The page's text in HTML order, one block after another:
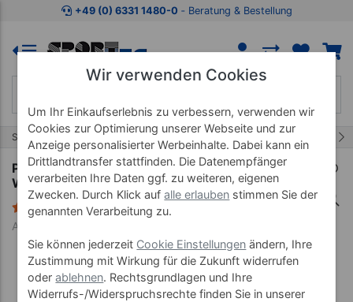
Zum Kaufbereich springen Zur Produktbeschreibung
+49 (0) 6331 1480-0 ‐ Beratung & Bestellung
Start Pulsuhren & Zubehör Pulsuhr-Zubehör
POLAR Ersatzgurt Soft Strap für POLAR
WearLink Sender, Gr. XS-S
1 Bewertung
Art-Nr. 28365
Wir verwenden Cookies
Um Ihr Einkaufserlebnis zu verbessern, verwenden wir
Cookies zur Optimierung unserer Webseite und zur
Anzeige personalisierter Werbeinhalte. Dabei kann ein
Drittlandtransfer stattfinden. Die Datenempfänger
verarbeiten Ihre Daten ggf. zu weiteren, eigenen
Zwecken. Durch Klick aufalle erlauben stimmen Sie der
genannten Verarbeitung zu.
Sie können jederzeit Cookie Einstellungen ändern, Ihre
Zustimmung mit Wirkung für die Zukunft widerrufen
oderablehnen. Rechtsgrundlagen und Ihre
Widerrufs-/Widerspruchsrechte finden Sie in unserer